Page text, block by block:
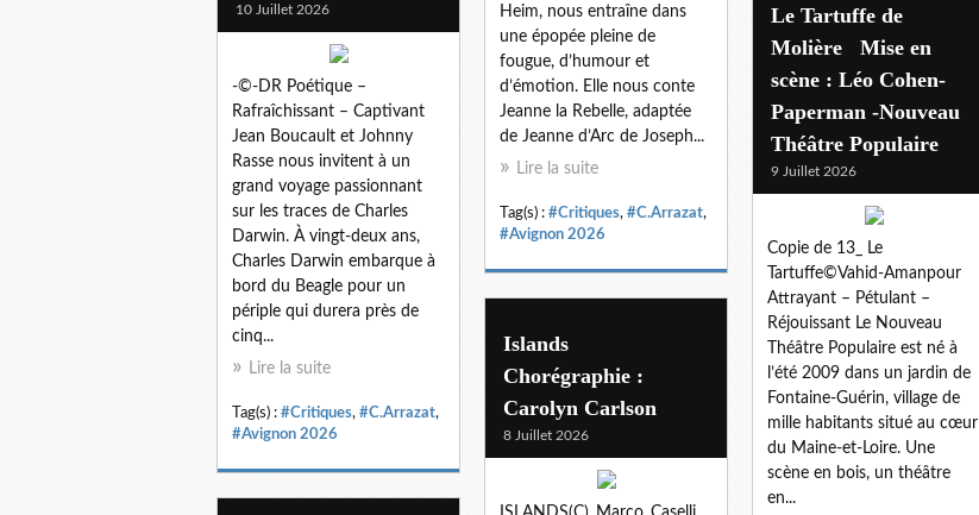
Heim, nous entraîne dans
une épopée pleine de
fougue, d’humour et
d’émotion. Elle nous conte
Jeanne la Rebelle, adaptée
de Jeanne d’Arc de Joseph...
Lire la suite
Tag(s) : #Critiques, #C.Arrazat,
#Avignon 2026
10 Juillet 2026
-©-DR Poétique –
Rafraîchissant – Captivant
Jean Boucault et Johnny
Rasse nous invitent à un
grand voyage passionnant
sur les traces de Charles
Darwin. À vingt-deux ans,
Charles Darwin embarque à
bord du Beagle pour un
périple qui durera près de
cinq...
Lire la suite
Tag(s) : #Critiques, #C.Arrazat,
#Avignon 2026
Le Tartuffe de
Molière Mise en
scène : Léo Cohen-
Paperman -Nouveau
Théâtre Populaire
9 Juillet 2026
Copie de 13_ Le
Tartuffe©Vahid-Amanpour
Attrayant – Pétulant –
Réjouissant Le Nouveau
Théâtre Populaire est né à
l’été 2009 dans un jardin de
Fontaine-Guérin, village de
mille habitants situé au cœur
du Maine-et-Loire. Une
scène en bois, un théâtre
en...
Islands
Chorégraphie :
Carolyn Carlson
8 Juillet 2026